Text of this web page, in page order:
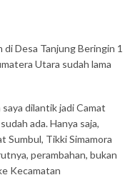
Desa Tanjung Beringin 1
Utara sudah lama
dilantik jadi Camat
ada. Hanya saja,
Sumbul, Tikki Simamora
perambahan, bukan
Kecamatan